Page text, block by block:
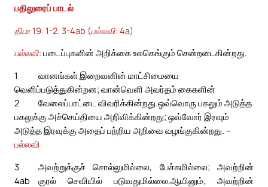
பதிலுரைப் பாடல்
திபா 19: 1-2. 3-4ab (பல்லவி: 4a)
பல்லவி: படைப்புகளின் அறிக்கை உலகெங்கும் சென்றடைகின்றது.
1
வானங்கள் இறைவனின் மாட்சிமையை
வெளிப்படுத்துகின்றன; வான்வெளி அவர்தம் கைகளின்
வேலைப்பாட்டை விவரிக்கின்றது.
2
ஒவ்வொரு பகலும் அடுத்த
பகலுக்கு அச்செய்தியை அறிவிக்கின்றது; ஒவ்வோர் இரவும்
அடுத்த இரவுக்கு அதைப் பற்றிய அறிவை வழங்குகின்றது. –
பல்லவி
3
அவற்றுக்குச் சொல்லுமில்லை, பேச்சுமில்லை; அவற்றின்
குரல் செவியில் படுவதுமில்லை.
4ab
ஆயினும், அவற்றின்